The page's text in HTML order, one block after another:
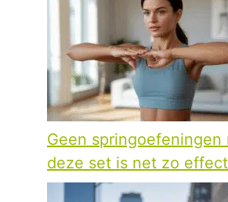
Geen springoefeningen
deze set is net zo